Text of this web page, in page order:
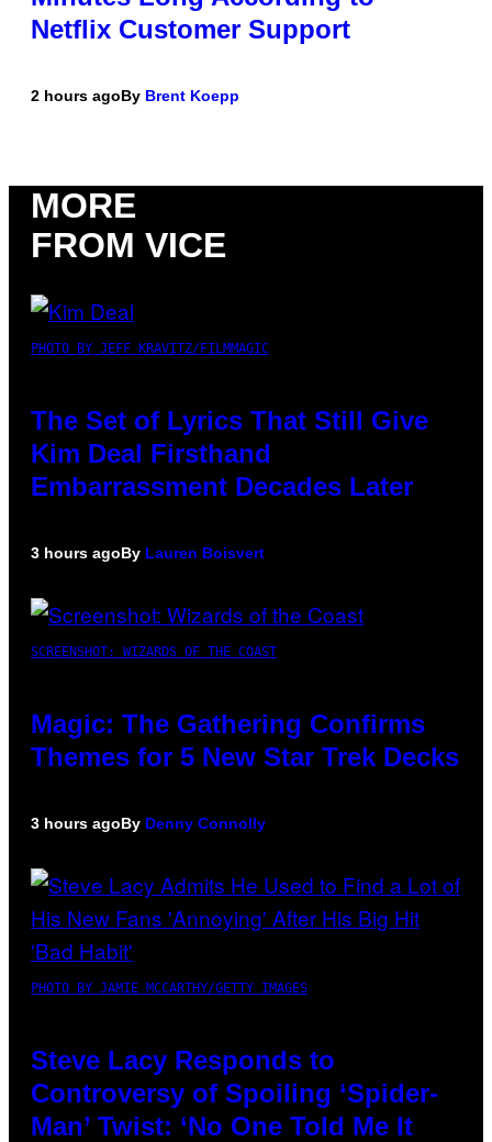
Netflix Customer Support
2 hours agoBy Brent Koepp
MORE
FROM VICE
PHOTO BY JEFF KRAVITZ/FILMMAGIC
The Set of Lyrics That Still Give
Kim Deal Firsthand
Embarrassment Decades Later
3 hours agoBy Lauren Boisvert
SCREENSHOT: WIZARDS OF THE COAST
Magic: The Gathering Confirms
Themes for 5 New Star Trek Decks
3 hours agoBy Denny Connolly
PHOTO BY JAMIE MCCARTHY/GETTY IMAGES
Steve Lacy Responds to
Controversy of Spoiling ‘Spider-
Man’ Twist: ‘No One Told Me It